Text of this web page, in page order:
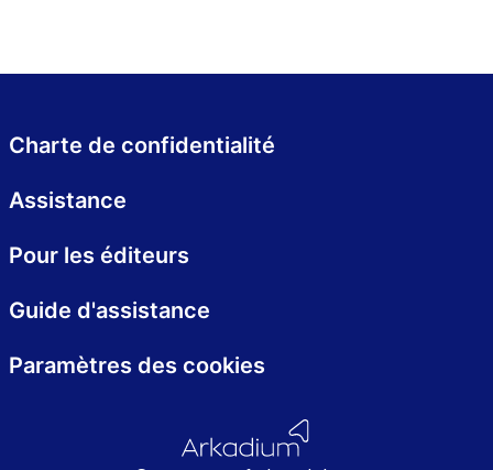
Charte de confidentialité
Assistance
Pour les éditeurs
Guide d'assistance
Paramètres des cookies